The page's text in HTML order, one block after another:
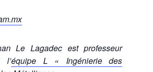
Le Lagadec est professeur
l’équipe L « Ingénierie des